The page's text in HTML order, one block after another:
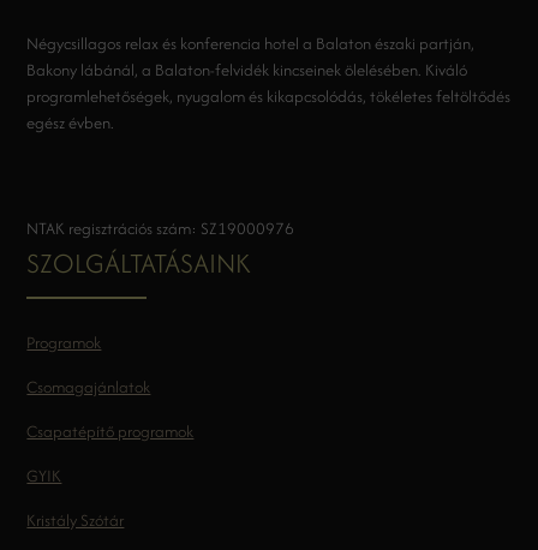
Négycsillagos relax és konferencia hotel a Balaton északi partján,
Bakony lábánál, a Balaton-felvidék kincseinek ölelésében. Kiváló
programlehetőségek, nyugalom és kikapcsolódás, tökéletes feltöltődés
egész évben.
NTAK regisztrációs szám: SZ19000976
SZOLGÁLTATÁSAINK
Programok
Csomagajánlatok
Csapatépítő programok
GYIK
Kristály Szótár